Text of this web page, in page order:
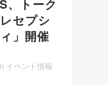
、トーク
セプシ
」開催
イベント情報